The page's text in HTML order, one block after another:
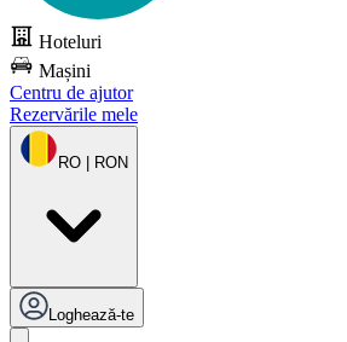
Hoteluri
Mașini
Centru de ajutor
Rezervările mele
RO | RON
Loghează-te